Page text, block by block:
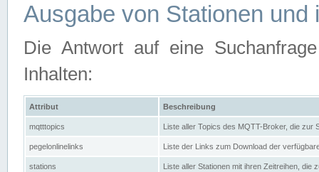
Ausgabe von Stationen und
Die Antwort auf eine
Inhalten:
Attribut Beschreibung
mqtttopics Liste aller Topics des MQTT-Broker, die zur
pegelonlinelinks Liste der Links zum Download der
stations Liste aller Stationen mit ihren Zeitreihen, die